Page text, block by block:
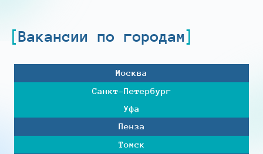
Вакансии по городам
Москва
Санкт-Петербург
Уфа
Пенза
Томск